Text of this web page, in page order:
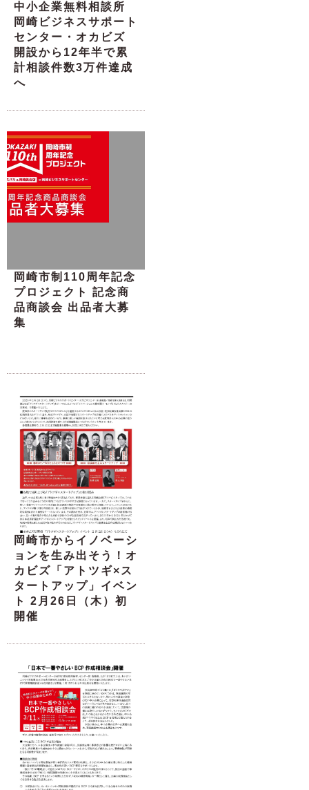
中小企業無料相談所
岡崎ビジネスサポート
センター・オカビズ
開設から12年半で累
計相談件数3万件達成
へ
岡崎市制110周年記念
プロジェクト 記念商
品商談会 出品者大募
集
岡崎市からイノベーシ
ョンを生み出そう！オ
カビズ「アトツギ×ス
タートアップ」イベン
ト 2月26日（木）初
開催